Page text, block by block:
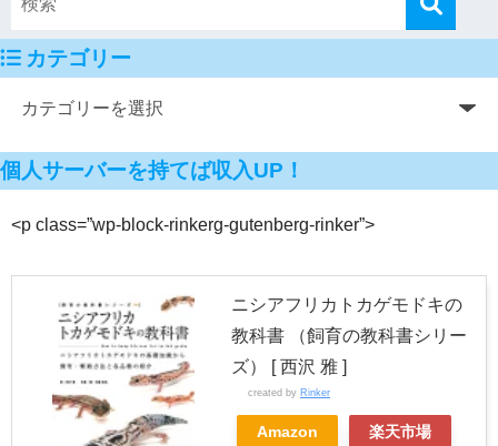
カテゴリー
個人サーバーを持てば収入UP！
<p class=”wp-block-rinkerg-gutenberg-rinker”>
ニシアフリカトカゲモドキの
教科書 （飼育の教科書シリー
ズ） [ 西沢 雅 ]
created by Rinker
Amazon 楽天市場